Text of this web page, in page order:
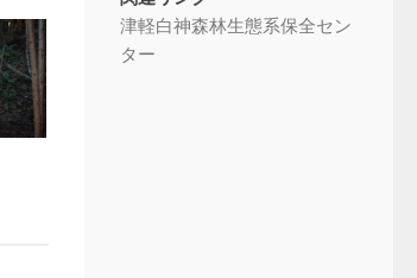
津軽白神森林生態系保全セン
ター